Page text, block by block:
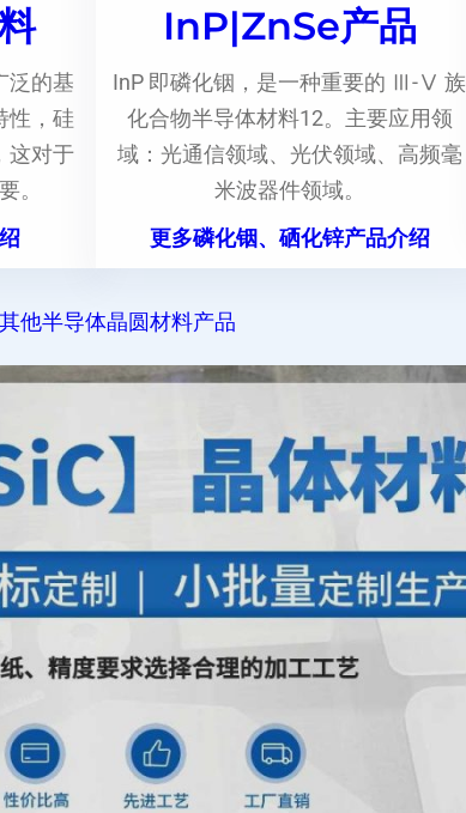
泛的基
性，硅
这对于
。
InP|ZnSe产品
InP 即磷化铟，是一种重要的 Ⅲ-Ⅴ 族
化合物半导体材料12。主要应用领
域：光通信领域、光伏领域、高频毫
米波器件领域。
更多磷化铟、硒化锌产品介绍
他半导体晶圆材料产品